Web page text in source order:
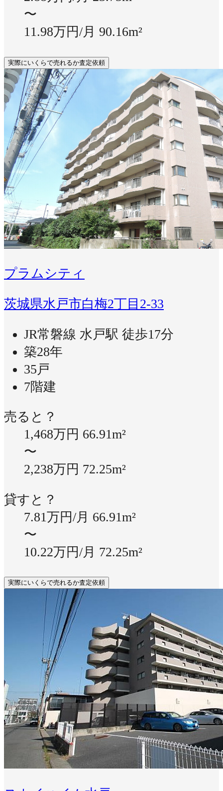
〜
11.98万円/月 90.16m²
実際にいくらで売れるか査定依頼
プラムシティ
茨城県水戸市白梅2丁目2-33
JR常磐線 水戸駅 徒歩17分
築28年
35戸
7階建
売ると？
1,468万円 66.91m²
〜
2,238万円 72.25m²
貸すと？
7.81万円/月 66.91m²
〜
10.22万円/月 72.25m²
実際にいくらで売れるか査定依頼